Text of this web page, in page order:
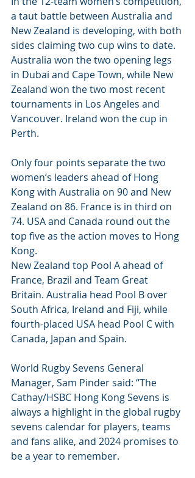
a taut battle between Australia and
New Zealand is developing, with both
sides claiming two cup wins to date.
Australia won the two opening legs
in Dubai and Cape Town, while New
Zealand won the two most recent
tournaments in Los Angeles and
Vancouver. Ireland won the cup in
Perth.
Only four points separate the two
women’s leaders ahead of Hong
Kong with Australia on 90 and New
Zealand on 86. France is in third on
74. USA and Canada round out the
top five as the action moves to Hong
Kong.
New Zealand top Pool A ahead of
France, Brazil and Team Great
Britain. Australia head Pool B over
South Africa, Ireland and Fiji, while
fourth-placed USA head Pool C with
Canada, Japan and Spain.
World Rugby Sevens General
Manager, Sam Pinder said: “The
Cathay/HSBC Hong Kong Sevens is
always a highlight in the global rugby
sevens calendar for players, teams
and fans alike, and 2024 promises to
be a year to remember.